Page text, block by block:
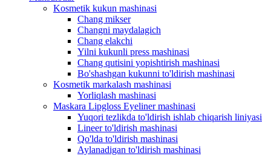
Kosmetik kukun mashinasi
Chang mikser
Changni maydalagich
Chang elakchi
Yilni kukunli press mashinasi
Chang qutisini yopishtirish mashinasi
Bo'shashgan kukunni to'ldirish mashinasi
Kosmetik markalash mashinasi
Yorliqlash mashinasi
Maskara Lipgloss Eyeliner mashinasi
Yuqori tezlikda to'ldirish ishlab chiqarish liniyasi
Lineer to'ldirish mashinasi
Qo'lda to'ldirish mashinasi
Aylanadigan to'ldirish mashinasi